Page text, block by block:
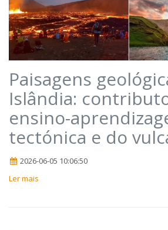
Paisagens
Islândia:
ensino-
tectónica e do
2026-06-05 10:06:50
Ler mais